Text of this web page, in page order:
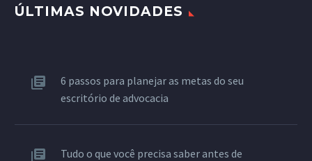
ÚLTIMAS NOVIDADES
6 passos para planejar as metas do seu
escritório de advocacia
Tudo o que você precisa saber antes de